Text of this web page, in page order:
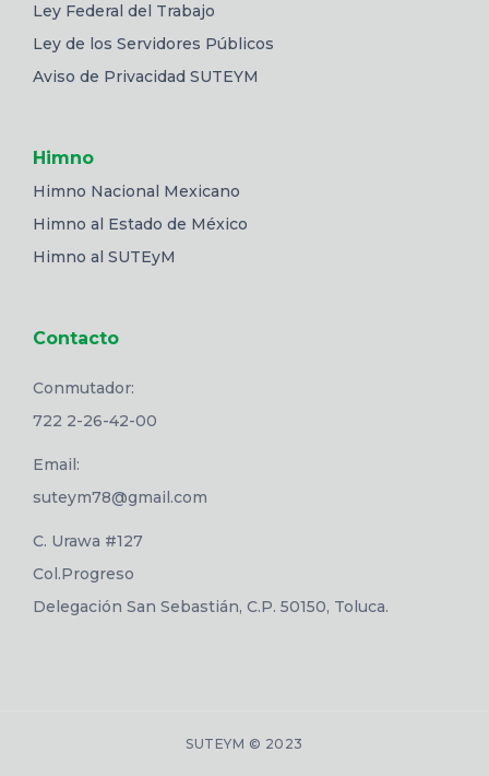
Ley Federal del Trabajo
Ley de los Servidores Públicos
Aviso de Privacidad SUTEYM
Himno
Himno Nacional Mexicano
Himno al Estado de México
Himno al SUTEyM
Contacto
Conmutador:
722 2-26-42-00
Email:
suteym78@gmail.com
C. Urawa #127
Col.Progreso
Delegación San Sebastián, C.P. 50150, Toluca.
SUTEYM © 2023